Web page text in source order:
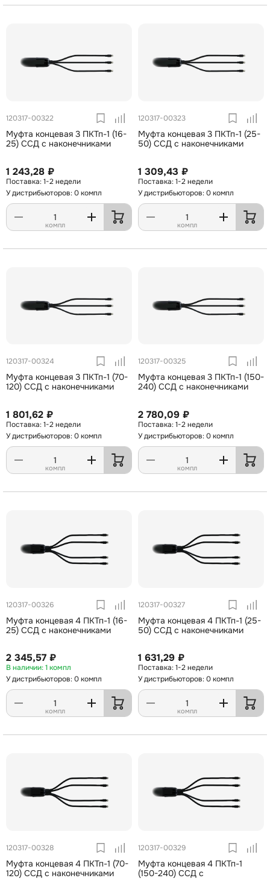
120317-00322
Муфта концевая 3 ПКТп-1 (16-
25) ССД с наконечниками
1 243,28 ₽
1-2 недели
У дистрибьюторов: 0 компл
компл
120317-00323
Муфта концевая 3 ПКТп-1 (25-
50) ССД с наконечниками
1 309,43 ₽
1-2 недели
У дистрибьюторов: 0 компл
компл
120317-00324
Муфта концевая 3 ПКТп-1 (70-
120) ССД с наконечниками
1 801,62 ₽
1-2 недели
У дистрибьюторов: 0 компл
компл
120317-00325
Муфта концевая 3 ПКТп-1 (150-
240) ССД с наконечниками
2 780,09 ₽
1-2 недели
У дистрибьюторов: 0 компл
компл
120317-00326
Муфта концевая 4 ПКТп-1 (16-
25) ССД с наконечниками
2 345,57 ₽
1 компл
У дистрибьюторов: 0 компл
компл
120317-00327
Муфта концевая 4 ПКТп-1 (25-
50) ССД с наконечниками
1 631,29 ₽
1-2 недели
У дистрибьюторов: 0 компл
компл
120317-00328
Муфта концевая 4 ПКТп-1 (70-
120) ССД с наконечниками
120317-00329
Муфта концевая 4 ПКТп-1
(150-240) ССД с